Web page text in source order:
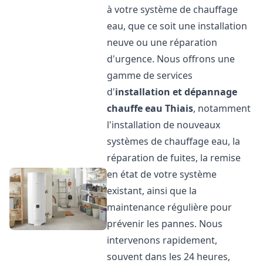
à votre système de chauffage
eau, que ce soit une installation
neuve ou une réparation
d'urgence. Nous offrons une
gamme de services
d'installation et dépannage
chauffe eau Thiais, notamment
l'installation de nouveaux
systèmes de chauffage eau, la
réparation de fuites, la remise
en état de votre système
existant, ainsi que la
maintenance régulière pour
prévenir les pannes. Nous
intervenons rapidement,
souvent dans les 24 heures,